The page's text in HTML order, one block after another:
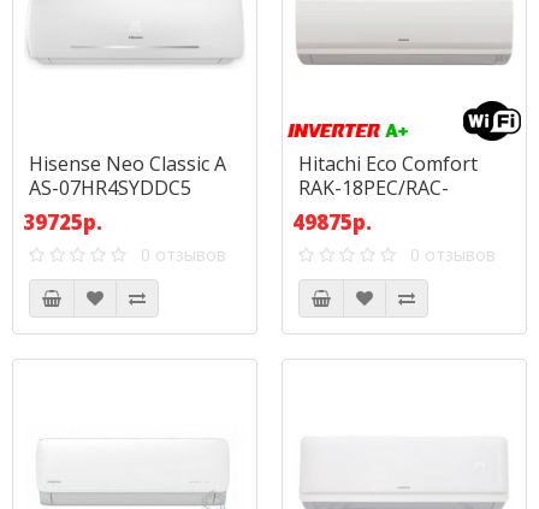
Hisense Neo Classic A
AS-07HR4SYDDC5
39725р.
0 отзывов
Hitachi Eco Comfort
RAK-18PEC/RAC-
18WEC
49875р.
0 отзывов